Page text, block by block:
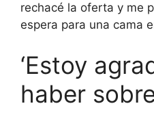
rechacé la oferta y me
espera para una cama
‘Estoy
haber